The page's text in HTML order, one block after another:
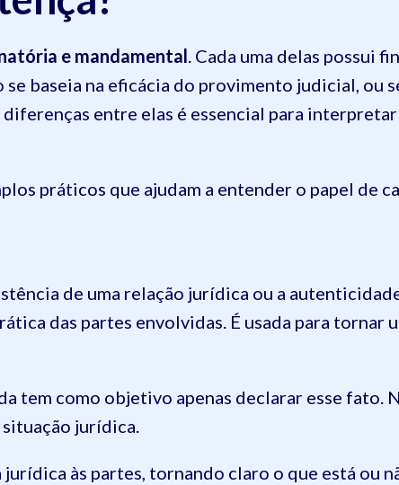
e mandamental. Cada uma delas possui
baseia na eficácia do provimento judicial, ou
entre elas é essencial para
práticos que ajudam a entender o papel de
de uma relação jurídica ou a
das partes envolvidas. É usada para
tem como objetivo apenas declarar esse fato.
situação jurídica.
às partes, tornando claro o que está ou